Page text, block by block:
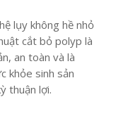
lụy không hề nhỏ
cắt bỏ polyp là
an toàn và là
khỏe sinh sản
thuận lợi.